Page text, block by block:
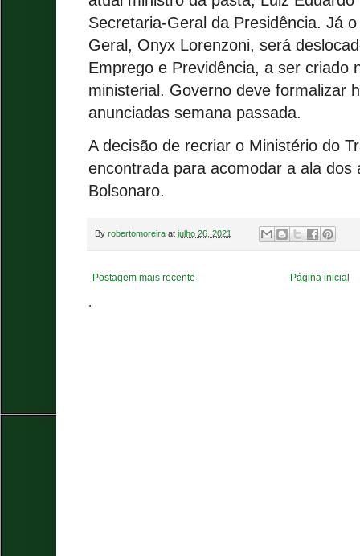
Secretaria-Geral da Presidência. Já
Geral, Onyx Lorenzoni, será
Emprego e Previdência, a ser criado
ministerial. Governo deve formalizar
anunciadas semana passada.
A decisão de recriar o Ministério do
encontrada para acomodar a ala dos
Bolsonaro.
By robertomoreira at julho 26, 2021
Postagem mais recente Página inicial
.